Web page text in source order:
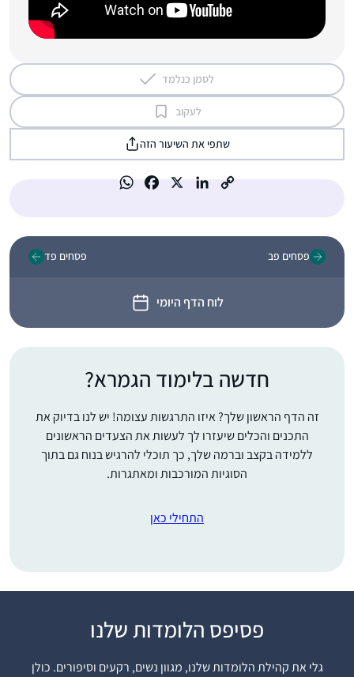
לסמן כנלמד
לעקוב
שתפי את השיעור הזה
פסחים פב
לוח הדף היומי
פסחים פד
חדשה בלימוד הגמרא?
זה הדף הראשון שלך? איזו התרגשות עצומה! יש לנו בדיוק את
התכנים והכלים שיעזרו לך לעשות את הצעדים הראשונים
ללמידה בקצב וברמה שלך, כך תוכלי להרגיש בנוח גם בתוך
הסוגיות המורכבות ומאתגרות.
התחילי כאן
פסיפס הלומדות שלנו
גלי את קהילת הלומדות שלנו, מגוון נשים, רקעים וסיפורים. כולן
בתחילת מסכת תענית.
ההתרגשות שלי ושל